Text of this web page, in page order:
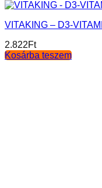
VITAKING – D3-
2.822Ft
Kosárba teszem